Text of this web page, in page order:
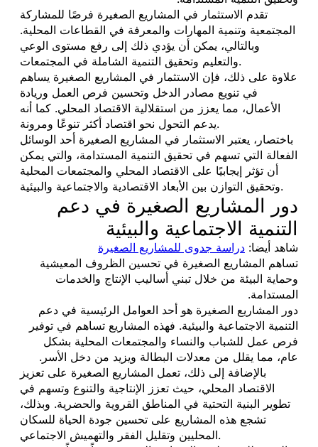
تقدم الاستثمار في المشاريع الصغيرة فرصًا للمشاركة
المجتمعية وتنمية المهارات والمعرفة في القطاعات المحلية.
وبالتالي، يمكن أن يؤدي ذلك إلى رفع مستوى الوعي
والتعليم وتحقيق التنمية الشاملة في المجتمعات.
علاوة على ذلك، فإن الاستثمار في المشاريع الصغيرة يساهم
في تنويع مصادر الدخل وتحسين فرص العمل وريادة
الأعمال، مما يعزز من استقلالية الاقتصاد المحلي. كما أنه
يدعم التحول نحو اقتصاد أكثر تنوعًا ومرونة.
باختصار، يعتبر الاستثمار في المشاريع الصغيرة أحد الوسائل
الفعالة التي تسهم في تحقيق التنمية المستدامة، والتي يمكن
أن تؤثر إيجابيًا على الاقتصاد المحلي والمجتمعات المحلية
وتحقيق التوازن بين الأبعاد الاقتصادية والاجتماعية والبيئية.
دور المشاريع الصغيرة في دعم
التنمية الاجتماعية والبيئية
شاهد أيضا: دراسة جدوى للمشاريع الصغيرة
تساهم المشاريع الصغيرة في تحسين الظروف المعيشية
وحماية البيئة من خلال تبني أساليب الإنتاج والخدمات
المستدامة.
دور المشاريع الصغيرة هو أحد العوامل الرئيسية في دعم
التنمية الاجتماعية والبيئية. فهذه المشاريع تساهم في توفير
فرص عمل للشباب والنساء والمجتمعات المحلية بشكل
عام، مما يقلل من معدلات البطالة ويزيد من دخل الأسر.
بالإضافة إلى ذلك، تعمل المشاريع الصغيرة على تعزيز
الاقتصاد المحلي، حيث تعزز الإنتاجية والتنوع وتسهم في
تطوير البنية التحتية في المناطق القروية والحضرية. وبذلك،
تشجع هذه المشاريع على تحسين جودة الحياة للسكان
المحليين وتقليل الفقر والتهميش الاجتماعي.